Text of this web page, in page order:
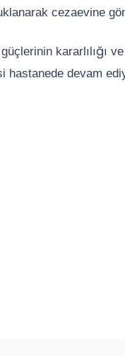
cezaevine
kararlılığı
hastanede devam